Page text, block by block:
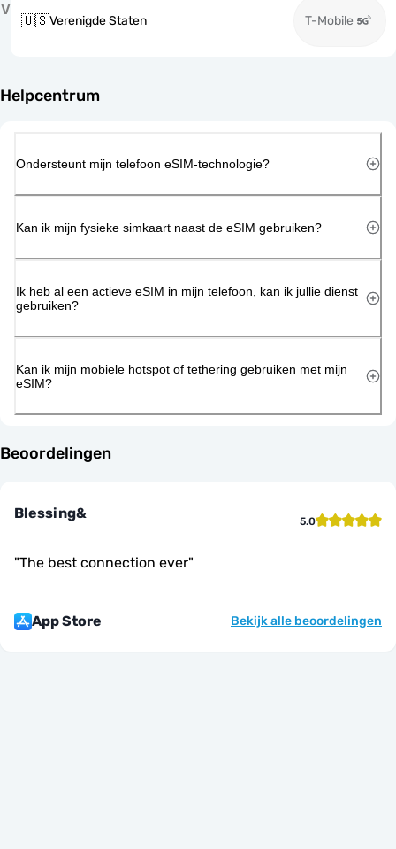
V
🇺🇸Verenigde Staten T-Mobile
Helpcentrum
Ondersteunt mijn telefoon eSIM-technologie?
Kan ik mijn fysieke simkaart naast de eSIM gebruiken?
Ik heb al een actieve eSIM in mijn telefoon, kan ik jullie dienst
gebruiken?
Kan ik mijn mobiele hotspot of tethering gebruiken met mijn
eSIM?
Beoordelingen
Blessing& 5.0
"The best connection ever"
App Store Bekijk alle beoordelingen